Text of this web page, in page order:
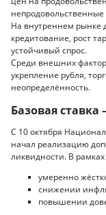
На внутреннем рынке
кредитование, рост
устойчивый спрос.
Среди внешних
укрепление рубля,
неопределённость.
Базовая
С 10 октября
начал реализацию
ликвидности. В
умеренно
снижении
повышении